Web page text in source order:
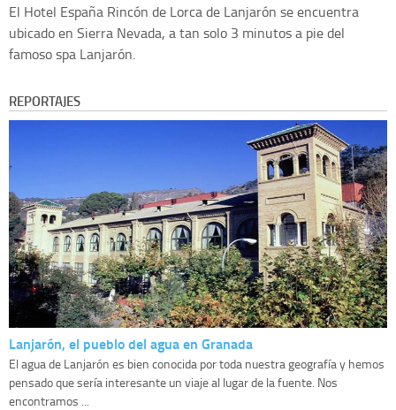
El Hotel España Rincón de Lorca de Lanjarón se encuentra
ubicado en Sierra Nevada, a tan solo 3 minutos a pie del
famoso spa Lanjarón.
REPORTAJES
Lanjarón, el pueblo del agua en Granada
El agua de Lanjarón es bien conocida por toda nuestra geografía y hemos
pensado que sería interesante un viaje al lugar de la fuente. Nos
encontramos ...